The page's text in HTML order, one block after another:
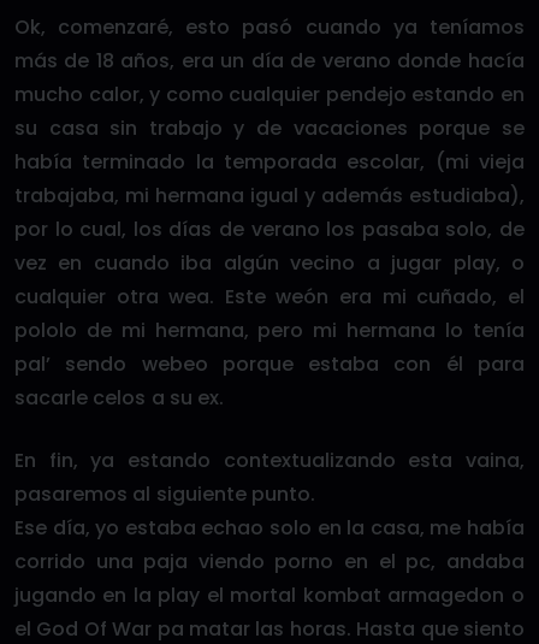
Ok, comenzaré, esto pasó cuando ya teníamos
más de 18 años, era un día de verano donde hacía
mucho calor, y como cualquier pendejo estando en
su casa sin trabajo y de vacaciones porque se
había terminado la temporada escolar, (mi vieja
trabajaba, mi hermana igual y además estudiaba),
por lo cual, los días de verano los pasaba solo, de
vez en cuando iba algún vecino a jugar play, o
cualquier otra wea. Este weón era mi cuñado, el
pololo de mi hermana, pero mi hermana lo tenía
pal’ sendo webeo porque estaba con él para
sacarle celos a su ex.
En fin, ya estando contextualizando esta vaina,
pasaremos al siguiente punto.
Ese día, yo estaba echao solo en la casa, me había
corrido una paja viendo porno en el pc, andaba
jugando en la play el mortal kombat armagedon o
el God Of War pa matar las horas. Hasta que siento